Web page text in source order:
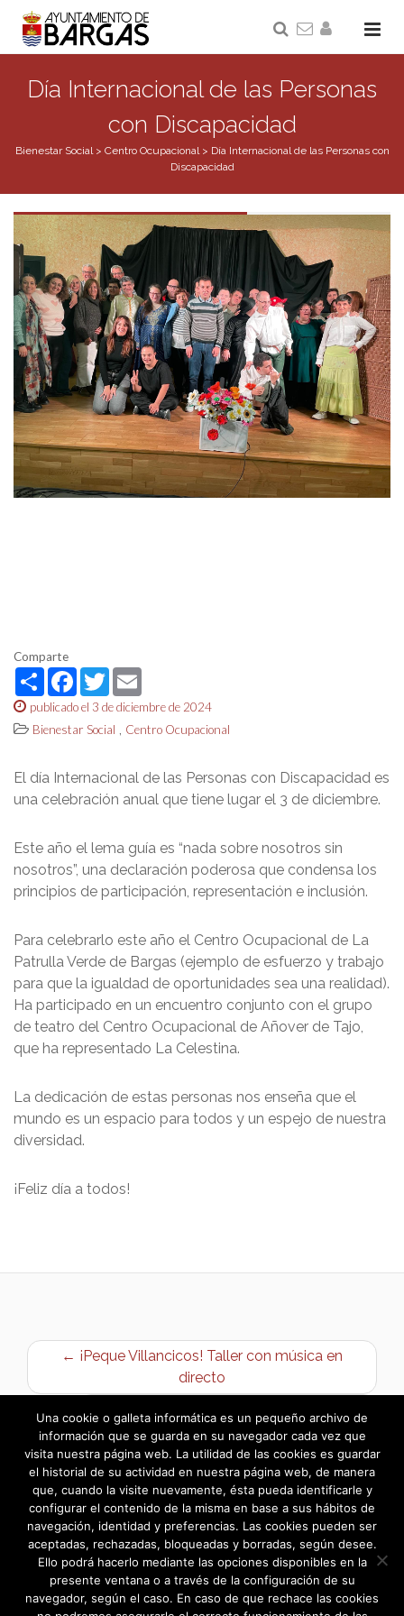
Día Internacional de las Personas
con Discapacidad
Bienestar Social> Centro Ocupacional> Día Internacional de las Personas con
Discapacidad
Comparte
ShareFacebook
Twitter
publicado el 3 de diciembre de 2024
Bienestar Social , Centro Ocupacional
El día Internacional de las Personas con Discapacidad es
una celebración anual que tiene lugar el 3 de diciembre.
Este año el lema guía es “nada sobre nosotros sin
nosotros”, una declaración poderosa que condensa los
principios de participación, representación e inclusión.
Para celebrarlo este año el Centro Ocupacional de La
Patrulla Verde de Bargas (ejemplo de esfuerzo y trabajo
para que la igualdad de oportunidades sea una realidad).
Ha participado en un encuentro conjunto con el grupo
de teatro del Centro Ocupacional de Añover de Tajo,
que ha representado La Celestina.
La dedicación de estas personas nos enseña que el
mundo es un espacio para todos y un espejo de nuestra
diversidad.
¡Feliz día a todos!
← ¡Peque Villancicos! Taller con música en
directo
Programación de Navidad 2024/2025 →
Una cookie o galleta informática es un pequeño archivo de
información que se guarda en su navegador cada vez que
visita nuestra página web. La utilidad de las cookies es guardar
el historial de su actividad en nuestra página web, de manera
que, cuando la visite nuevamente, ésta pueda identificarle y
configurar el contenido de la misma en base a sus hábitos de
navegación, identidad y preferencias. Las cookies pueden ser
aceptadas, rechazadas, bloqueadas y borradas, según desee.
Ello podrá hacerlo mediante las opciones disponibles en la
presente ventana o a través de la configuración de su
navegador, según el caso. En caso de que rechace las cookies